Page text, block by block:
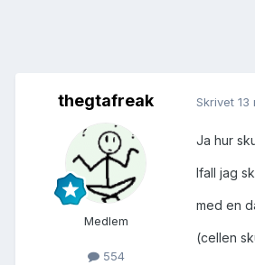
thegtafreak
Medlem
554
Skrivet 13
Ja hur
Ifall jag
med en
(cellen